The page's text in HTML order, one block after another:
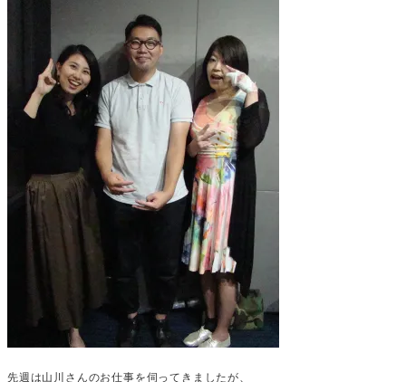
先週は山川さんのお仕事を伺ってきましたが、